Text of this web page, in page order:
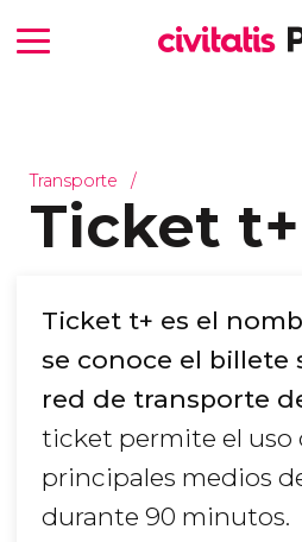
Transporte
Ticket t+
Ticket t+ es el
se conoce el billete
red de transporte
ticket permite el uso
principales medios
durante 90 minutos.